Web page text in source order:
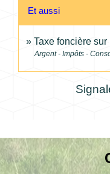
Et aussi
Taxe foncière
Argent - Impôts -